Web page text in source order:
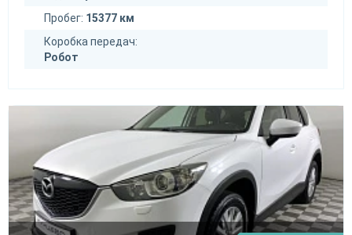
Пробег: 15377 км
Коробка передач:
Робот